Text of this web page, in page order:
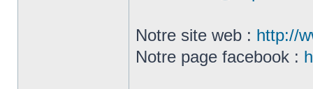
Notre site web : http://
Notre page facebook :